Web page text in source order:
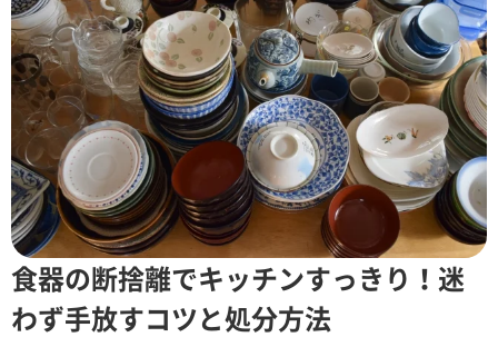
食器の断捨離でキッチンすっきり！迷
わず手放すコツと処分方法